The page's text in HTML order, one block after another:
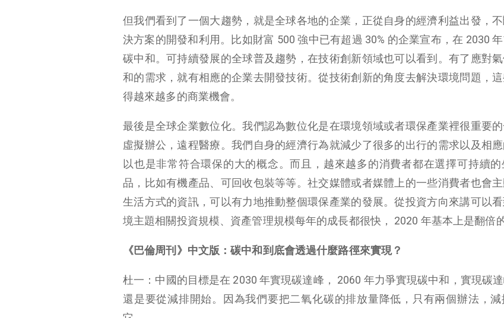
但我們看到了一個大趨勢，就是全球各地的企業，正從自身的經濟利益出發，
決方案的開發和利用。比如財富 500 強中已有超過 30% 的企業宣布，在 2030
碳中和。可持續發展的全球普及趨勢，在技術創新領域也可以看到。有了應對
和的需求，就有相應的企業去開發技術。從技術創新的角度去解決環境問題，
得越來越多的商業機會。
最後是全球企業數位化。我們認為數位化是在環境領域或者環保產業裡很重要
虛擬辦公，遠程醫療。我們自身的經濟行為就減少了很多的出行的需求以及相
以也是非常符合環保的大的概念。而且，越來越多的消費者都在選擇可持續
品，比如有機產品、可回收包裝等等。社交媒體或者媒體上的一些消費者也會
生活方式的資訊，可以有力地推動整個環保產業的發展。從投資方向來講可以
境主題相關投資規模、資產管理規模每年的成長都很快， 2020 年基本上是翻倍的
《巴倫周刊》中文版：碳中和到底會透過什麼路徑來實現？
杜一：中國的目標是在 2030 年實現碳達峰， 2060 年力爭實現碳中和，實現碳
還是要從減排開始。因為我們要把二氧化碳的排放量降低，只有兩個辦法，